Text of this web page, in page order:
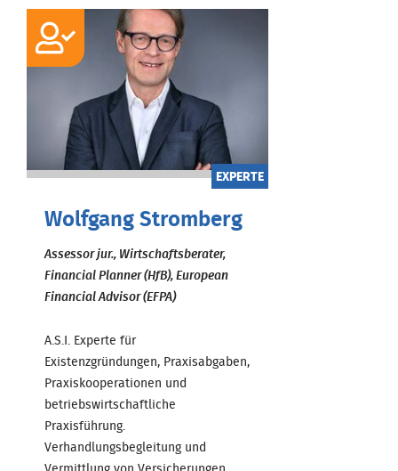
EXPERTE
Wolfgang Stromberg
Assessor jur., Wirtschaftsberater,
Financial Planner (HfB), European
Financial Advisor (EFPA)
A.S.I. Experte für
Existenzgründungen, Praxisabgaben,
Praxiskooperationen und
betriebswirtschaftliche
Praxisführung.
Verhandlungsbegleitung und